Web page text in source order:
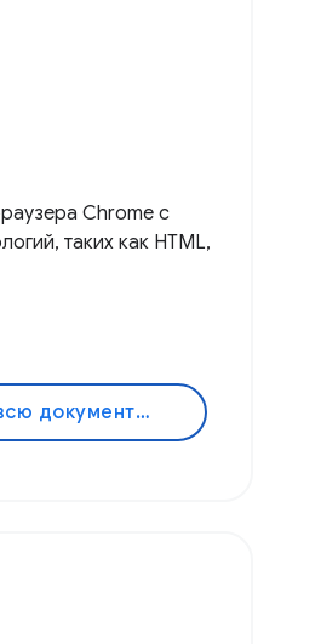
Chrome с
таких как HTML,
Посмотреть всю документацию